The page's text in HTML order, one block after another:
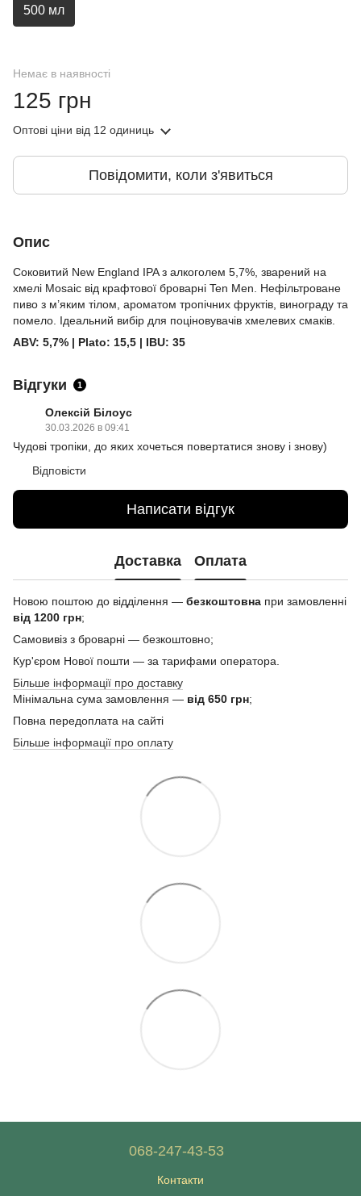
500 мл
Немає в наявності
125 грн
Оптові ціни від 12 одиниць
Повідомити, коли з'явиться
Опис
Соковитий New England IPA з алкоголем 5,7%, зварений на
хмелі Mosaic від крафтової броварні Ten Men. Нефільтроване
пиво з м’яким тілом, ароматом тропічних фруктів, винограду та
помело. Ідеальний вибір для поціновувачів хмелевих смаків.
ABV: 5,7% | Plato: 15,5 | IBU: 35
Відгуки 1
Олексій Білоус
30.03.2026 в 09:41
Чудові тропіки, до яких хочеться повертатися знову і знову)
Відповісти
Написати відгук
Доставка Оплата
Новою поштою до відділення — безкоштовна при замовленні
від 1200 грн;
Самовивіз з броварні — безкоштовно;
Кур'єром Нової пошти — за тарифами оператора.
Більше інформації про доставку
Мінімальна сума замовлення — від 650 грн;
Повна передоплата на сайті
Більше інформації про оплату
068-247-43-53
Контакти